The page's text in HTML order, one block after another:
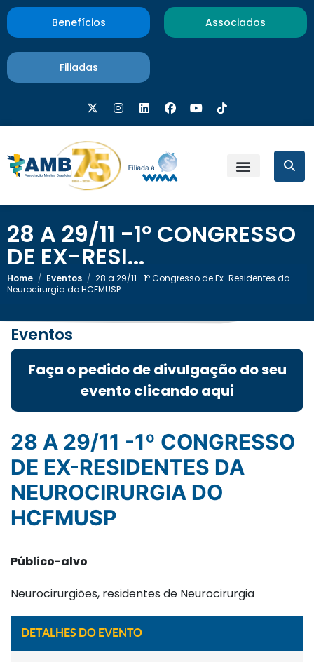
Benefícios Associados
Filiadas
28 A 29/11 -1º CONGRESSO
DE EX-RESI...
Home / Eventos / 28 a 29/11 -1º Congresso de Ex-Residentes da
Neurocirurgia do HCFMUSP
Eventos
Faça o pedido de divulgação do seu
evento clicando aqui
28 A 29/11 -1º CONGRESSO
DE EX-RESIDENTES DA
NEUROCIRURGIA DO
HCFMUSP
Público-alvo
Neurocirurgiões, residentes de Neurocirurgia
DETALHES DO EVENTO